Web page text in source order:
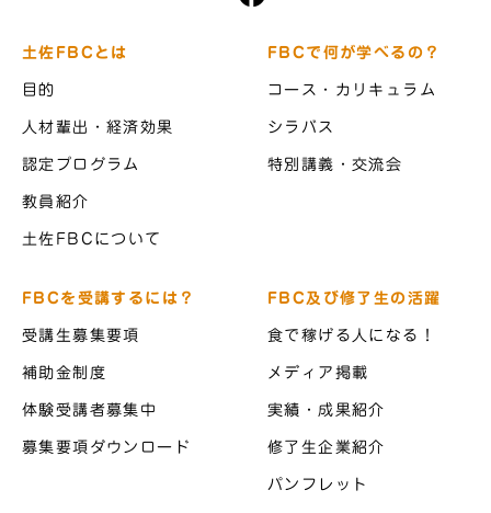
土佐FBCとは
目的
人材輩出・経済効果
認定プログラム
教員紹介
土佐FBCについて
FBCで何が学べるの？
コース・カリキュラム
シラバス
特別講義・交流会
FBCを受講するには？
受講生募集要項
補助金制度
体験受講者募集中
募集要項ダウンロード
FBC及び修了生の活躍
食で稼げる人になる！
メディア掲載
実績・成果紹介
修了生企業紹介
パンフレット